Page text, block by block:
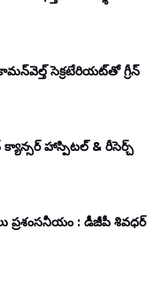
సెక్రటేరియట్‌తో గ్రీన్
హాస్పిటల్ & రీసెర్చ్
ప్రశంసనీయం : డీజీపీ శివధర్